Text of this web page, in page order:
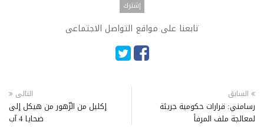
تابعنا على مواقع التواصل الاجتماعى
السابق
رسامني: قرارات حكومية جريئة
لمعالجة ملف المرفأ
التالى
إكليل من الزّهور من هيكل إلى
ضحايا 4 آب